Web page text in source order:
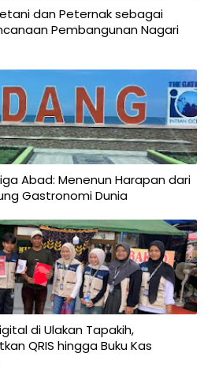
dan Peternak sebagai
Pembangunan Nagari
Abad: Menenun Harapan dari
Gastronomi Dunia
di Ulakan Tapakih,
QRIS hingga Buku Kas